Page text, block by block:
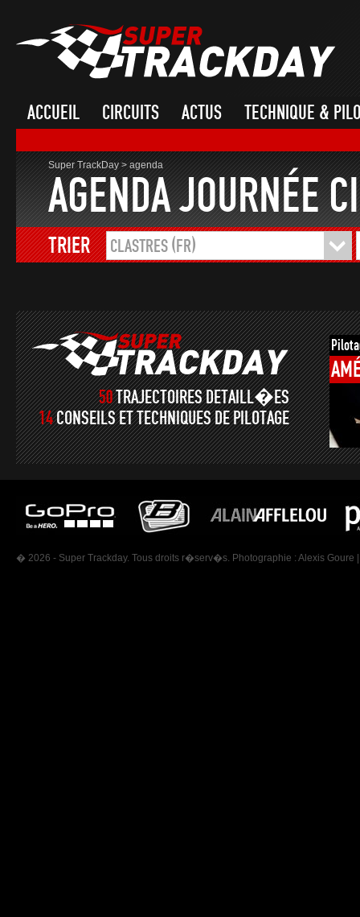
ACCUEIL CIRCUITS ACTUS TECHNIQUE &
Super TrackDay>agenda
AGENDA JOURNÉE
TRIER CLASTRES (FR)
50TRAJECTOIRES DETAILL�ES
14CONSEILS ET TECHNIQUES DE PILOTAGE
� 2026 - Super Trackday. Tous droits r�serv�s. Photographie : Alexis Goure